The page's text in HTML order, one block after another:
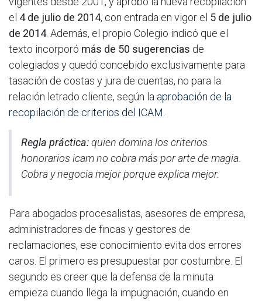
el 4 de julio de 2014, con entrada en vigor el 5 de julio
de 2014. Además, el propio Colegio indicó que el
texto incorporó más de 50 sugerencias de
colegiados y quedó concebido exclusivamente para
tasación de costas y jura de cuentas, no para la
relación letrado cliente, según la aprobación de la
recopilación de criterios del ICAM
Regla práctica:quien domina los criterios
honorarios icam no cobra más por arte de magia.
Cobra y negocia mejor porque explica mejor.
Para abogados procesalistas, asesores de empresa,
administradores de fincas y gestores de
reclamaciones, ese conocimiento evita dos errores
caros. El primero es presupuestar por costumbre. El
segundo es creer que la defensa de la minuta
empieza cuando llega la impugnación, cuando en